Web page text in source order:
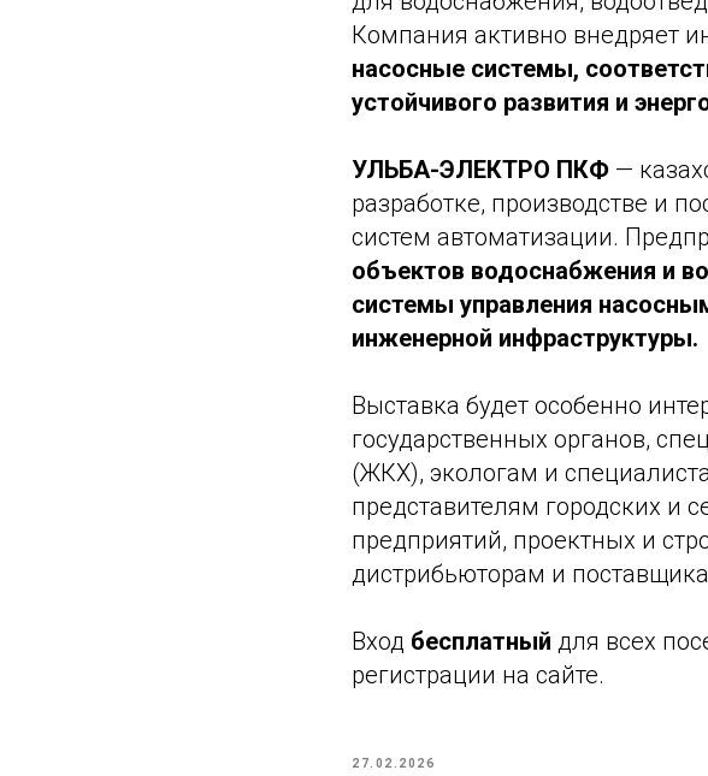
Компания активно внедряет
насосные системы,
устойчивого развития и
УЛЬБА-ЭЛЕКТРО ПКФ —
разработке, производстве и
систем автоматизации.
объектов водоснабжения и
системы управления
инженерной инфраструктуры.
Выставка будет особенно
государственных органов,
(ЖКХ), экологам и
представителям городских и
предприятий, проектных и
дистрибьюторам и
Вход бесплатный для всех
регистрации на сайте.
27.02.2026